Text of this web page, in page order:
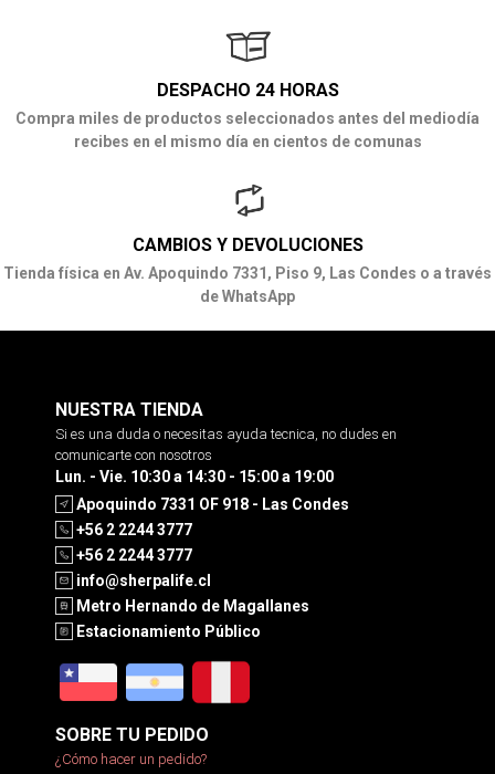
DESPACHO 24 HORAS
Compra miles de productos seleccionados antes del mediodía
recibes en el mismo día en cientos de comunas
CAMBIOS Y DEVOLUCIONES
Tienda física en Av. Apoquindo 7331, Piso 9, Las Condes o a través
de WhatsApp
NUESTRA TIENDA
Si es una duda o necesitas ayuda tecnica, no dudes en
comunicarte con nosotros
Lun. - Vie. 10:30 a 14:30 - 15:00 a 19:00
Apoquindo 7331 OF 918 - Las Condes
+56 2 2244 3777
+56 2 2244 3777
info@sherpalife.cl
Metro Hernando de Magallanes
Estacionamiento Público
SOBRE TU PEDIDO
¿Cómo hacer un pedido?